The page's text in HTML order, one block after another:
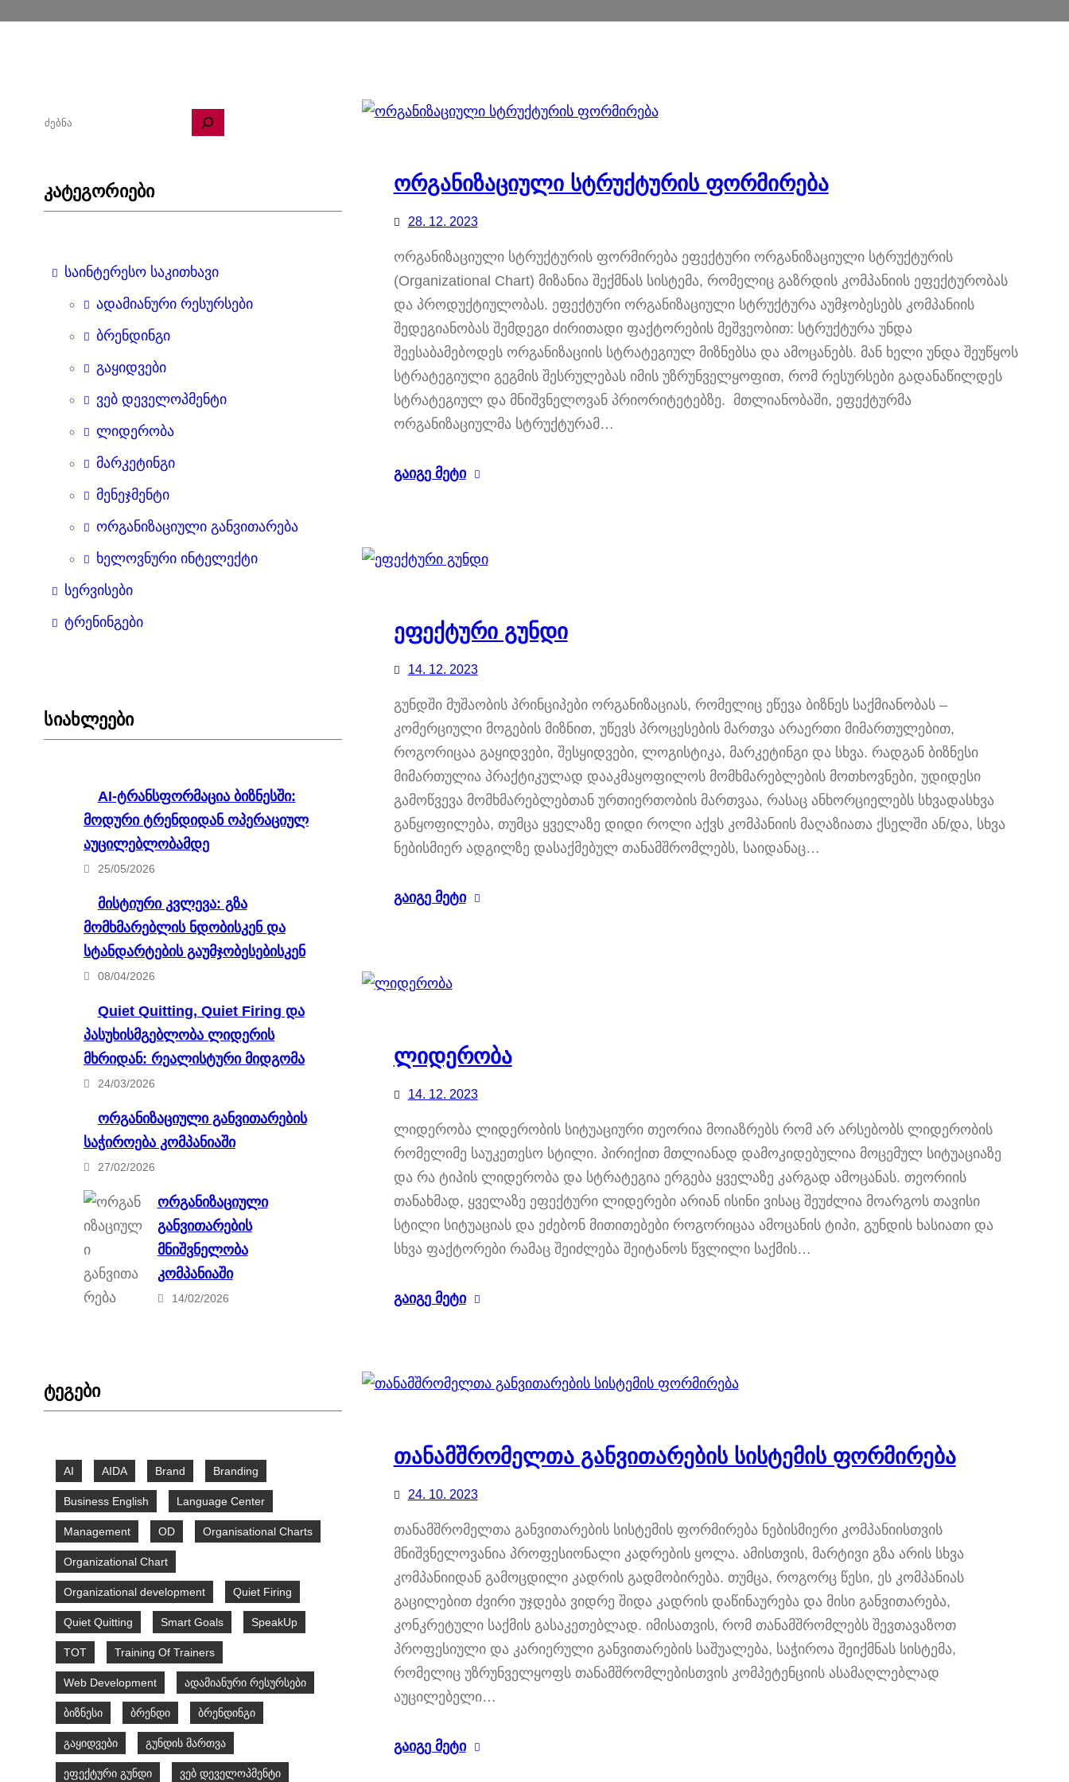
ძ
ნ
ა
კატეგორიები
საინტერესო საკითხავი
ადამიანური რესურსები
ბრენდინგი
გაყიდვები
ვებ დეველოპმენტი
ლიდერობა
მარკეტინგი
მენეჯმენტი
ორგანიზაციული განვითარება
ხელოვნური ინტელექტი
სერვისები
ტრენინგები
სიახლეები
AI-ტრანსფორმაცია ბიზნესში:
მოდური ტრენდიდან ოპერაციულ
აუცილებლობამდე
25/05/2026
მისტიური კვლევა: გზა
მომხმარებლის ნდობისკენ და
სტანდარტების გაუმჯობესებისკენ
08/04/2026
Quiet Quitting, Quiet Firing და
პასუხისმგებლობა ლიდერის
მხრიდან: რეალისტური მიდგომა
24/03/2026
ორგანიზაციული განვითარების
საჭიროება კომპანიაში
27/02/2026
ორგანიზაციული
განვითარების
მნიშვნელობა
კომპანიაში
14/02/2026
ტეგები
AI AIDA Brand Branding
Business English Language Center
Management OD Organisational Charts
Organizational Chart
Organizational development Quiet Firing
Quiet Quitting Smart Goals SpeakUp
TOT Training Of Trainers
Web Development ადამიანური რესურსები
ბიზნესი ბრენდი ბრენდინგი
გაყიდვები გუნდის მართვა
ეფექტური გუნდი ვებ დეველოპმენტი
ორგანიზაციული სტრუქტურის ფორმირება
28. 12. 2023
ორგანიზაციული სტრუქტურის ფორმირება ეფექტური ორგანიზაციული სტრუქტურის
(Organizational Chart) მიზანია შექმნას სისტემა, რომელიც გაზრდის კომპანიის ეფექტურობას
და პროდუქტიულობას. ეფექტური ორგანიზაციული სტრუქტურა აუმჯობესებს კომპანიის
შედეგიანობას შემდეგი ძირითადი ფაქტორების მეშვეობით: სტრუქტურა უნდა
შეესაბამებოდეს ორგანიზაციის სტრატეგიულ მიზნებსა და ამოცანებს. მან ხელი უნდა შეუწყოს
სტრატეგიული გეგმის შესრულებას იმის უზრუნველყოფით, რომ რესურსები გადანაწილდეს
სტრატეგიულ და მნიშვნელოვან პრიორიტეტებზე. მთლიანობაში, ეფექტურმა
ორგანიზაციულმა სტრუქტურამ…
გაიგე მეტი
ეფექტური გუნდი
14. 12. 2023
გუნდში მუშაობის პრინციპები ორგანიზაციას, რომელიც ეწევა ბიზნეს საქმიანობას –
კომერციული მოგების მიზნით, უწევს პროცესების მართვა არაერთი მიმართულებით,
როგორიცაა გაყიდვები, შესყიდვები, ლოგისტიკა, მარკეტინგი და სხვა. რადგან ბიზნესი
მიმართულია პრაქტიკულად დააკმაყოფილოს მომხმარებლების მოთხოვნები, უდიდესი
გამოწვევა მომხმარებლებთან ურთიერთობის მართვაა, რასაც ანხორციელებს სხვადასხვა
განყოფილება, თუმცა ყველაზე დიდი როლი აქვს კომპანიის მაღაზიათა ქსელში ან/და, სხვა
ნებისმიერ ადგილზე დასაქმებულ თანამშრომლებს, საიდანაც…
გაიგე მეტი
ლიდერობა
14. 12. 2023
ლიდერობა ლიდერობის სიტუაციური თეორია მოიაზრებს რომ არ არსებობს ლიდერობის
რომელიმე საუკეთესო სტილი. პირიქით მთლიანად დამოკიდებულია მოცემულ სიტუაციაზე
და რა ტიპის ლიდერობა და სტრატეგია ერგება ყველაზე კარგად ამოცანას. თეორიის
თანახმად, ყველაზე ეფექტური ლიდერები არიან ისინი ვისაც შეუძლია მოარგოს თავისი
სტილი სიტუაციას და ეძებონ მითითებები როგორიცაა ამოცანის ტიპი, გუნდის ხასიათი და
სხვა ფაქტორები რამაც შეიძლება შეიტანოს წვლილი საქმის…
გაიგე მეტი
თანამშრომელთა განვითარების სისტემის ფორმირება
24. 10. 2023
თანამშრომელთა განვითარების სისტემის ფორმირება ნებისმიერი კომპანიისთვის
მნიშვნელოვანია პროფესიონალი კადრების ყოლა. ამისთვის, მარტივი გზა არის სხვა
კომპანიიდან გამოცდილი კადრის გადმობირება. თუმცა, როგორც წესი, ეს კომპანიას
გაცილებით ძვირი უჯდება ვიდრე შიდა კადრის დაწინაურება და მისი განვითარება,
კონკრეტული საქმის გასაკეთებლად. იმისათვის, რომ თანამშრომლებს შევთავაზოთ
პროფესიული და კარიერული განვითარების საშუალება, საჭიროა შეიქმნას სისტემა,
რომელიც უზრუნველყოფს თანამშრომლებისთვის კომპეტენციის ასამაღლებლად
აუცილებელი…
გაიგე მეტი